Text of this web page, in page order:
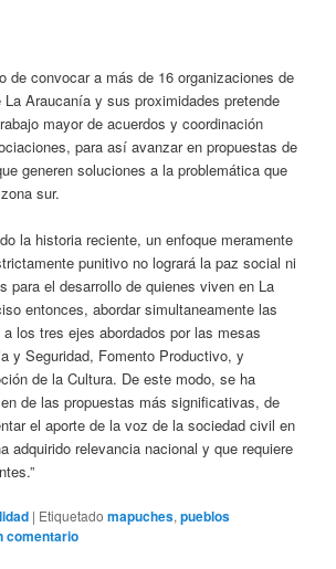
de convocar a más de 16 organizaciones de
Araucanía y sus proximidades pretende
mayor de acuerdos y coordinación
para así avanzar en propuestas de
generen soluciones a la problemática que
sur.
la historia reciente, un enfoque meramente
punitivo no logrará la paz social ni
para el desarrollo de quienes viven en La
entonces, abordar simultaneamente las
los tres ejes abordados por las mesas
y Seguridad, Fomento Productivo, y
de la Cultura. De este modo, se ha
de las propuestas más significativas, de
el aporte de la voz de la sociedad civil en
adquirido relevancia nacional y que requiere
| Etiquetado mapuches,pueblos
comentario